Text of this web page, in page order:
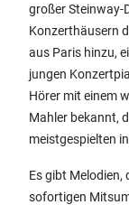
großer Steinway-
Konzerthäusern
aus Paris hinzu,
jungen
Hörer mit einem
Mahler bekannt,
meistgespielten
Es gibt Melodien,
sofortigen